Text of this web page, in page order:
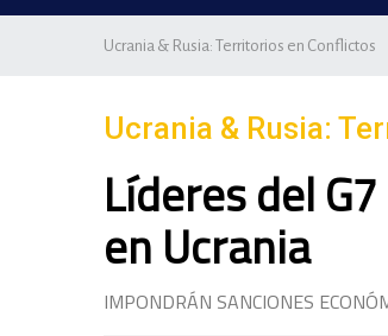
Ucrania & Rusia: Territorios en Conflictos
Ucrania & Rusia:
Líderes del
en Ucrania
IMPONDRÁN SANCIONES